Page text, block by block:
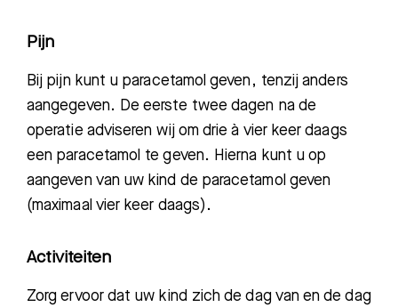
Pijn
Bij pijn kunt u paracetamol geven, tenzij anders
aangegeven. De eerste twee dagen na de
operatie adviseren wij om drie à vier keer daags
een paracetamol te geven. Hierna kunt u op
aangeven van uw kind de paracetamol geven
(maximaal vier keer daags).
Activiteiten
Zorg ervoor dat uw kind zich de dag van en de dag